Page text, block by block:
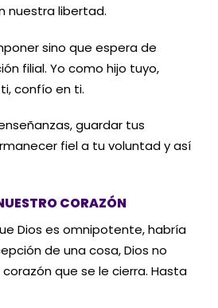
nuestra libertad.
sino que espera de
filial. Yo como hijo tuyo,
confío en ti.
guardar tus
fiel a tu voluntad y así
CORAZÓN
Dios es omnipotente, habría
de una cosa, Dios no
que se le cierra. Hasta